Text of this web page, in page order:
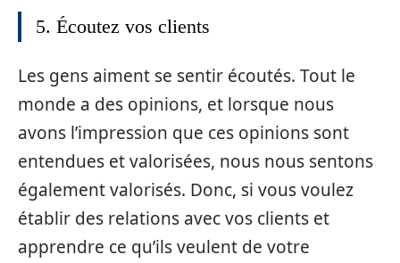
5. Écoutez vos clients
Les gens aiment se sentir écoutés. Tout le
monde a des opinions, et lorsque nous
avons l’impression que ces opinions sont
entendues et valorisées, nous nous sentons
également valorisés. Donc, si vous voulez
établir des relations avec vos clients et
apprendre ce qu’ils veulent de votre